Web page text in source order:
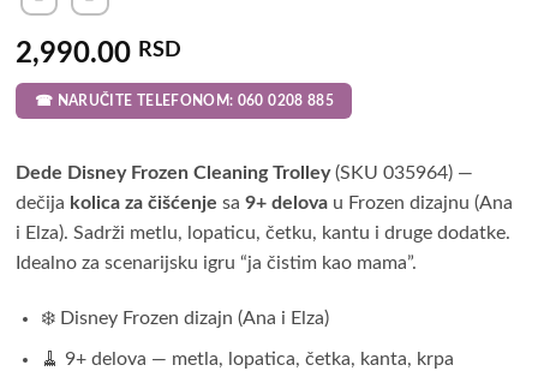
2,990.00 RSD
☎ NARUČITE TELEFONOM: 060 0208 885
Dede Disney Frozen Cleaning Trolley(SKU 035964) —
dečija kolica za čišćenje sa9+ delova u Frozen dizajnu (Ana
i Elza). Sadrži metlu, lopaticu, četku, kantu i druge dodatke.
Idealno za scenarijsku igru “ja čistim kao mama”.
❄️ Disney Frozen dizajn (Ana i Elza)
🧹 9+ delova — metla, lopatica, četka, kanta, krpa